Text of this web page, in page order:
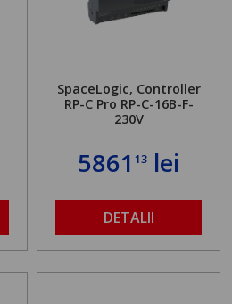
SpaceLogic, Controller
RP-C Pro RP-C-16B-F-
230V
586113 lei
DETALII